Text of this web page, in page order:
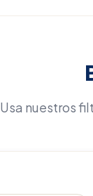
Usa nuestros